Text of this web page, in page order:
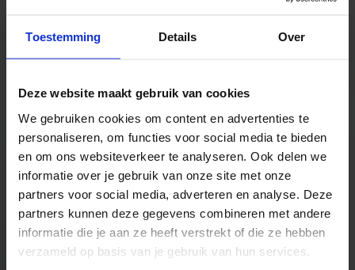
Toestemming Details Over
Deze website maakt gebruik van cookies
We gebruiken cookies om content en advertenties te
personaliseren, om functies voor social media te bieden
en om ons websiteverkeer te analyseren. Ook delen we
informatie over je gebruik van onze site met onze
partners voor social media, adverteren en analyse. Deze
partners kunnen deze gegevens combineren met andere
informatie die je aan ze heeft verstrekt of die ze hebben
verzameld op basis van je gebruik van hun services.
Kilometers rollenbaan uit voorraad leverbaar
Zwaartekracht en aangedreven
Nieuw & gebruikt
Voor talloze toepassingen
Pakjes, doosjes, kratjes, pallets…